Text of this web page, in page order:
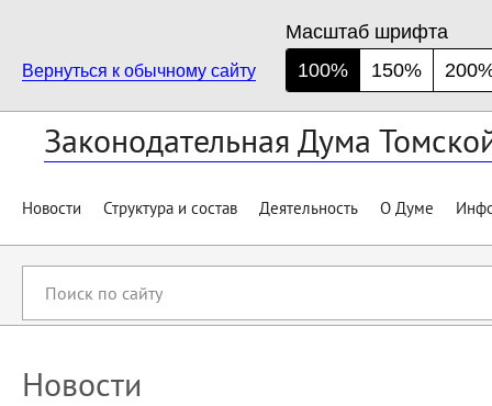
Вернуться к обычному сайту
Масштаб шрифта
100%
150%
Законодательная Дума
Новости Структура и состав Деятельность О Думе
сайту
Новости